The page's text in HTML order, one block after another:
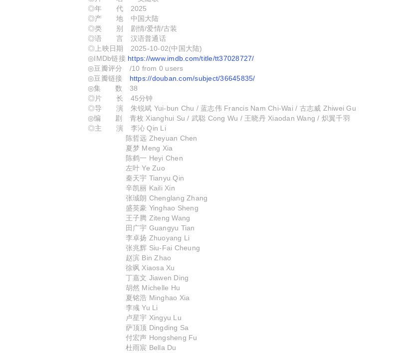
◎年 代 2025
◎产 地 中国大陆
◎类 别 剧情/爱情/古装
◎语 言 汉语普通话
◎上映日期 2025-10-02(中国大陆)
◎IMDb链接 https://www.imdb.com/title/tt37028727/
◎豆瓣评分 /10 from 0 users
◎豆瓣链接 https://douban.com/subject/36645835/
◎集 数 38
◎片 长 45分钟
◎导 演 朱锐斌 Yui-bun Chu / 蓝志伟 Francis Nam Chi-Wai / 古志威 Zhiwei Gu
◎编 剧 青枚 Xianghui Su / 武聪 Cong Wu / 王晓丹 Xiaodan Wang / 炽翼千羽
◎主 演 李沁 Qin Li
陈哲远 Zheyuan Chen
夏梦 Meng Xia
陈鹤一 Heyi Chen
左叶 Ye Zuo
秦天宇 Tianyu Qin
辛凯丽 Kaili Xin
张珹朗 Chenglang Zhang
盛英豪 Yinghao Sheng
王子腾 Ziteng Wang
田广宇 Guangyu Tian
李卓扬 Zhuoyang Li
张兆辉 Siu-Fai Cheung
赵滨 Bin Zhao
徐飒 Xiaosa Xu
丁嘉文 Jiawen Ding
胡然 Michelle Hu
夏铭浩 Minghao Xia
李彧 Yu Li
卢星宇 Xingyu Lu
萨顶顶 Dingding Sa
付宏声 Hongsheng Fu
杜雨宸 Bella Du